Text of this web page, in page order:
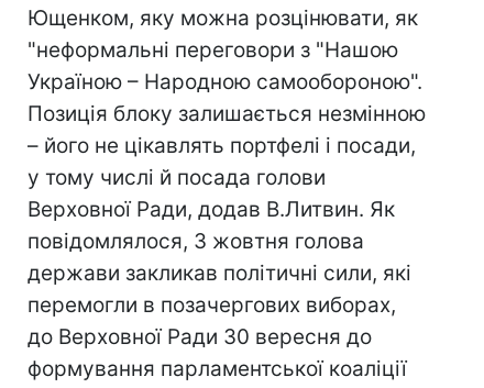
Ющенком, яку можна розцінювати, як
"неформальні переговори з "Нашою
Україною – Народною самообороною".
Позиція блоку залишається незмінною
– його не цікавлять портфелі і посади,
у тому числі й посада голови
Верховної Ради, додав В.Литвин. Як
повідомлялося, 3 жовтня голова
держави закликав політичні сили, які
перемогли в позачергових виборах,
до Верховної Ради 30 вересня до
формування парламентської коаліції